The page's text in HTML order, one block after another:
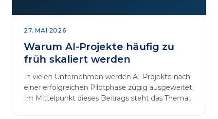
27. MAI 2026
Warum AI-Projekte häufig zu
früh skaliert werden
In vielen Unternehmen werden AI-Projekte nach
einer erfolgreichen Pilotphase zügig ausgeweitet.
Im Mittelpunkt dieses Beitrags steht das Thema